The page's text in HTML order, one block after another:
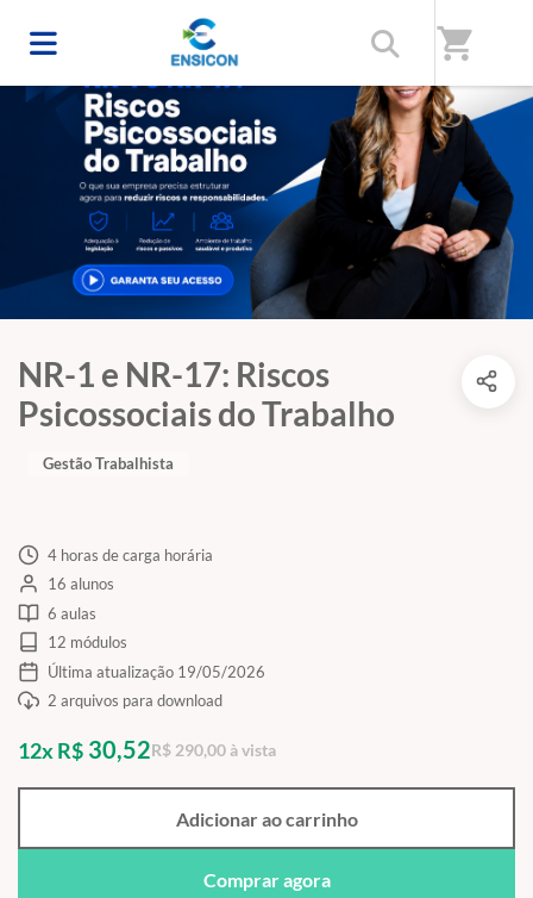
shopping_cart
NR-1 e NR-17: Riscos
Psicossociais do Trabalho
Gestão Trabalhista
4 horas de carga horária
16 alunos
6 aulas
12 módulos
Última atualização 19/05/2026
2 arquivos para download
12x R$ 30,52R$ 290,00 à vista
Adicionar ao carrinho
Comprar agora